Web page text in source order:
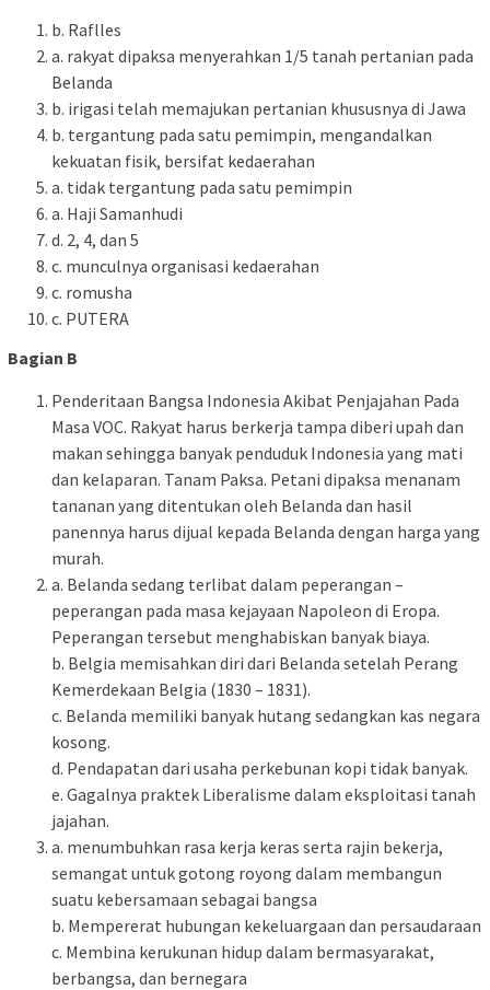
b. Raflles
a. rakyat dipaksa menyerahkan 1/5 tanah pertanian pada
Belanda
b. irigasi telah memajukan pertanian khususnya di Jawa
b. tergantung pada satu pemimpin, mengandalkan
kekuatan fisik, bersifat kedaerahan
a. tidak tergantung pada satu pemimpin
a. Haji Samanhudi
d. 2, 4, dan 5
c. munculnya organisasi kedaerahan
c. romusha
c. PUTERA
Bagian B
Penderitaan Bangsa Indonesia Akibat Penjajahan Pada
Masa VOC. Rakyat harus berkerja tampa diberi upah dan
makan sehingga banyak penduduk Indonesia yang mati
dan kelaparan. Tanam Paksa. Petani dipaksa menanam
tananan yang ditentukan oleh Belanda dan hasil
panennya harus dijual kepada Belanda dengan harga yang
murah.
a. Belanda sedang terlibat dalam peperangan –
peperangan pada masa kejayaan Napoleon di Eropa.
Peperangan tersebut menghabiskan banyak biaya.
b. Belgia memisahkan diri dari Belanda setelah Perang
Kemerdekaan Belgia (1830 – 1831).
c. Belanda memiliki banyak hutang sedangkan kas negara
kosong.
d. Pendapatan dari usaha perkebunan kopi tidak banyak.
e. Gagalnya praktek Liberalisme dalam eksploitasi tanah
jajahan.
a. menumbuhkan rasa kerja keras serta rajin bekerja,
semangat untuk gotong royong dalam membangun
suatu kebersamaan sebagai bangsa
b. Mempererat hubungan kekeluargaan dan persaudaraan
c. Membina kerukunan hidup dalam bermasyarakat,
berbangsa, dan bernegara